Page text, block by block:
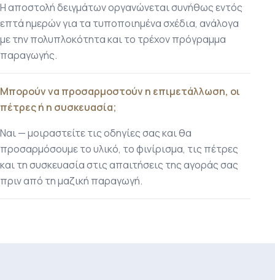
Η αποστολή δειγμάτων οργανώνεται συνήθως εντός
επτά ημερών για τα τυποποιημένα σχέδια, ανάλογα
με την πολυπλοκότητα και το τρέχον πρόγραμμα
παραγωγής.
Μπορούν να προσαρμοστούν η επιμετάλλωση, οι
πέτρες ή η συσκευασία;
Ναι — μοιραστείτε τις οδηγίες σας και θα
προσαρμόσουμε το υλικό, το φινίρισμα, τις πέτρες
και τη συσκευασία στις απαιτήσεις της αγοράς σας
πριν από τη μαζική παραγωγή.